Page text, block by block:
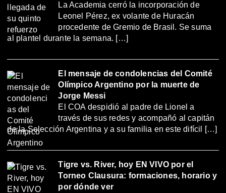
La Academia cerró la incorporación de
Leonel Pérez, ex volante de Huracán
procedente de Gremio de Brasil. Se suma
al plantel durante la semana. […]
El mensaje de condolencias del Comité
Olímpico Argentino por la muerte de
Jorge Messi
El COA despidió al padre de Lionel a
través de sus redes y acompañó al capitán
de la Selección Argentina y a su familia en este difícil […]
Tigre vs. River, hoy EN VIVO por el
Torneo Clausura: formaciones, horario y
por dónde ver